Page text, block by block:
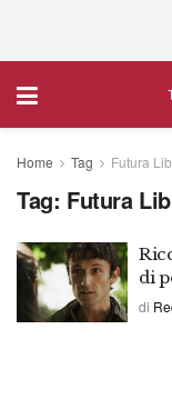
Home Tag Futura
Tag: Futura
di
di